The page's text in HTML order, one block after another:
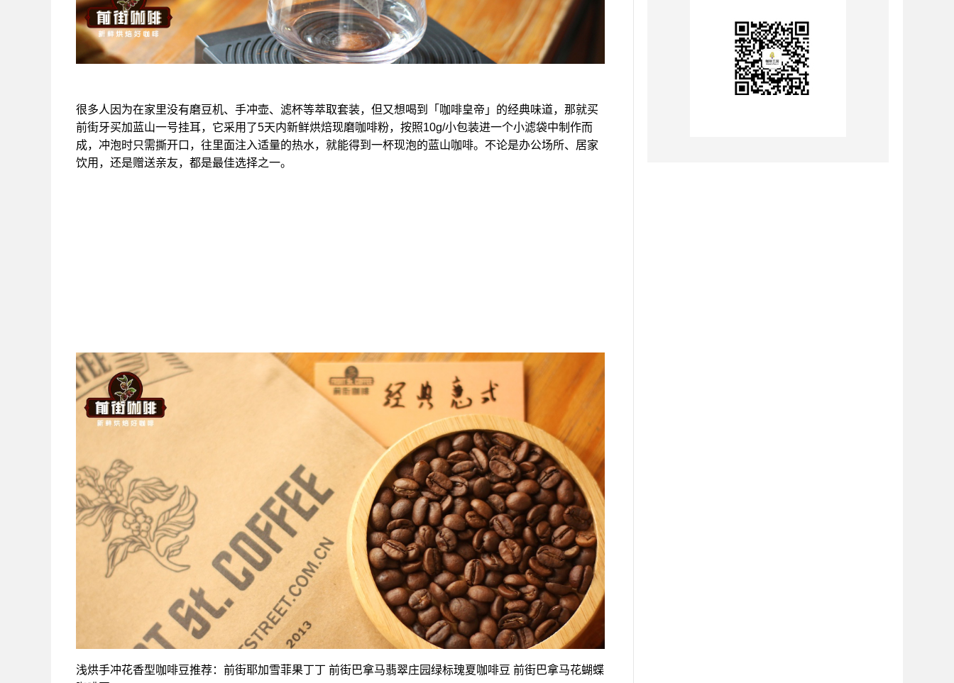
很多人因为在家里没有磨豆机、手冲壶、滤杯等萃取套装，但又想喝到「咖啡皇帝」的经典味道，那就买
前街牙买加蓝山一号挂耳，它采用了5天内新鲜烘焙现磨咖啡粉，按照10g/小包装进一个小滤袋中制作而
成，冲泡时只需撕开口，往里面注入适量的热水，就能得到一杯现泡的蓝山咖啡。 不论是办公场所、居家
饮用，还是赠送亲友，都是最佳选择之一。
浅烘手冲花香型咖啡豆推荐：前街耶加雪菲果丁丁 前街巴拿马翡翠庄园绿标瑰夏咖啡豆 前街巴拿马花蝴蝶